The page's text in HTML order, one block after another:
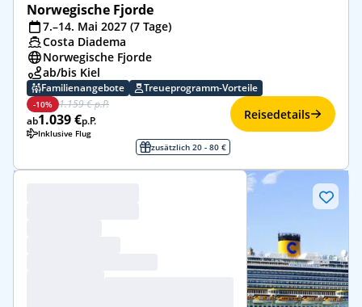
Norwegische Fjorde
7.–14. Mai 2027 (7 Tage)
Costa Diadema
Norwegische Fjorde
ab/bis Kiel
Familienangebote Treueprogramm-Vorteile
-10% 1.159 € p.P.
ab1.039 €p.P.
Inklusive Flug
zusätzlich 20 - 80 €
Reisedetails